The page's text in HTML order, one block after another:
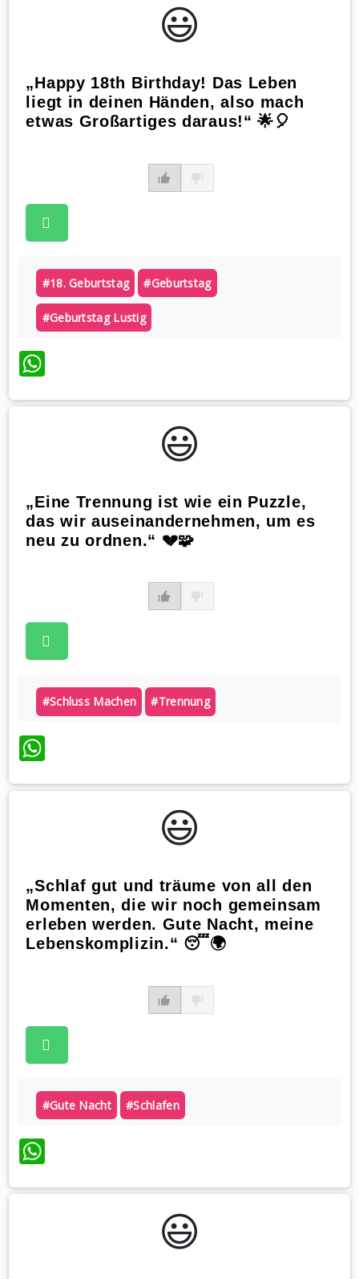
😃️
„Happy 18th Birthday! Das Leben
liegt in deinen Händen, also mach
etwas Großartiges daraus!“ 🌟🎈
#18. Geburtstag #geburtstag
#geburtstag Lustig
WhatsApp
😃️
„Eine Trennung ist wie ein Puzzle,
das wir auseinandernehmen, um es
neu zu ordnen.“ 💔🧩
#schluss Machen #trennung
WhatsApp
😃️
„Schlaf gut und träume von all den
Momenten, die wir noch gemeinsam
erleben werden. Gute Nacht, meine
Lebenskomplizin.“ 😴🌍
#gute Nacht #schlafen
WhatsApp
😃️